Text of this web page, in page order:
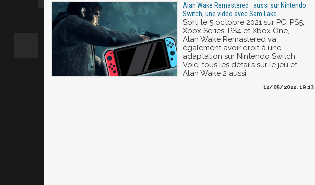
Alan Wake Remastered : aussi sur Nintendo
Switch, une vidéo avec Sam Lake
Sorti le 5 octobre 2021 sur PC, PS5,
Xbox Series, PS4 et Xbox One,
Alan Wake Remastered va
également avoir droit à une
adaptation sur Nintendo Switch.
Voici tous les détails sur le jeu et
Alan Wake 2 aussi.
12/05/2022, 19:13